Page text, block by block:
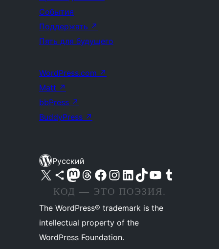
События
Поддержать ↗
Пять для будущего
WordPress.com ↗
Matt ↗
bbPress ↗
BuddyPress ↗
Русский
Посетите нас в X (ранее Twitter)
Посетите нашу учётную запись в Bluesky
Посетите нашу ленту в Mastodon
Посетите нашу учётную запись в Threads
Посетите нашу страницу на Facebook
Посетите наш Instagram
Посетите нашу страницу в LinkedIn
Посетите нашу учётную запись в TikTok
Посетите наш канал YouTube
Посетите нашу учётную запись в Tumblr
КОД — ЭТО ПОЭЗИЯ.
The WordPress® trademark is the
intellectual property of the
WordPress Foundation.